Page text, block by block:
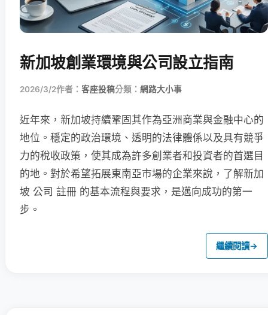
新加坡創業環境與公司設立指南
2026/3/2作者： 客座投稿分類： 網路大小事
近年來，新加坡持續鞏固其作為亞洲商業與金融中心的
地位。穩定的政治環境、透明的法律體係以及具有競爭
力的稅收政策，使其成為許多創業者和投資者的首選目
的地。對於希望拓展東南亞市場的企業來說，了解新加
坡 公司 註冊 的基本流程與要求，是邁向成功的第一
步。
繼續閱讀→